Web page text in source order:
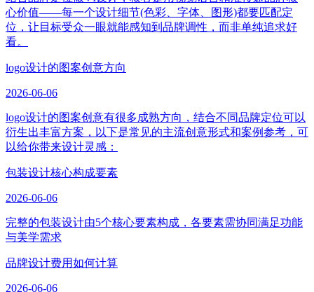
心价值——每一个设计细节(色彩、字体、图形)都要匹配定
位，让目标受众一眼就能感知到品牌调性，而非单纯追求好
看。
logo设计的图案创意方向
2026-06-06
logo设计的图案创意有很多成熟方向，结合不同品牌定位可以
衍生出丰富方案，以下是常见的主流创意形式和案例参考，可
以给你带来设计灵感：
包装设计核心构成要素
2026-06-06
完整的包装设计由5个核心要素构成，各要素需协同满足功能
与美学需求
品牌设计费用如何计算
2026-06-06